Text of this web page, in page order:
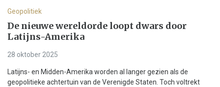
Geopolitiek
De nieuwe wereldorde loopt dwars door
Latijns-Amerika
28 oktober 2025
Latijns- en Midden-Amerika worden al langer gezien als de
geopolitieke achtertuin van de Verenigde Staten. Toch voltrekt